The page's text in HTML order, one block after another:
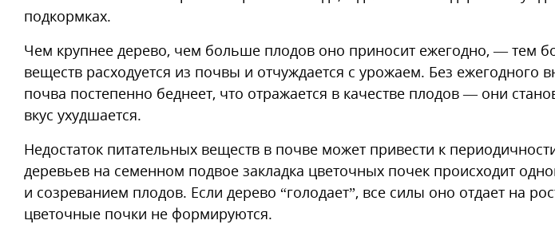
подкормках.
Чем крупнее дерево, чем больше плодов оно приносит ежегодно, — тем
веществ расходуется из почвы и отчуждается с урожаем. Без ежегодного
почва постепенно беднеет, что отражается в качестве плодов — они
вкус ухудшается.
Недостаток питательных веществ в почве может привести к
деревьев на семенном подвое закладка цветочных почек происходит
и созреванием плодов. Если дерево “голодает”, все силы оно отдает на
цветочные почки не формируются.